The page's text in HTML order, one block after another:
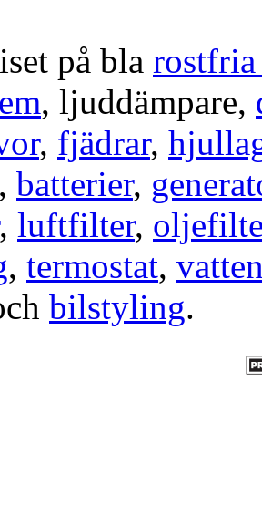
på bla rostfria
, ljuddämpare,
, fjädrar,
, batterier,
, luftfilter,
, termostat,
bilstyling.